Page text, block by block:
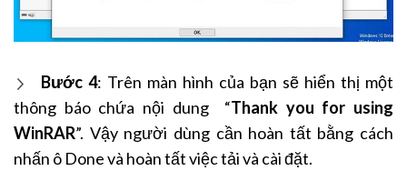
Bước 4: Trên màn hình của bạn sẽ hiển thị một
thông báo chứa nội dung “Thank you for using
WinRAR”. Vậy người dùng cần hoàn tất bằng cách
nhấn ô Done và hoàn tất việc tải và cài đặt.